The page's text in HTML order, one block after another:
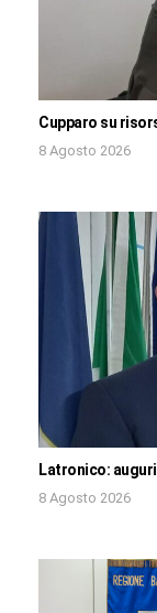
Cupparo su
8 Agosto 2026
Latronico:
8 Agosto 2026